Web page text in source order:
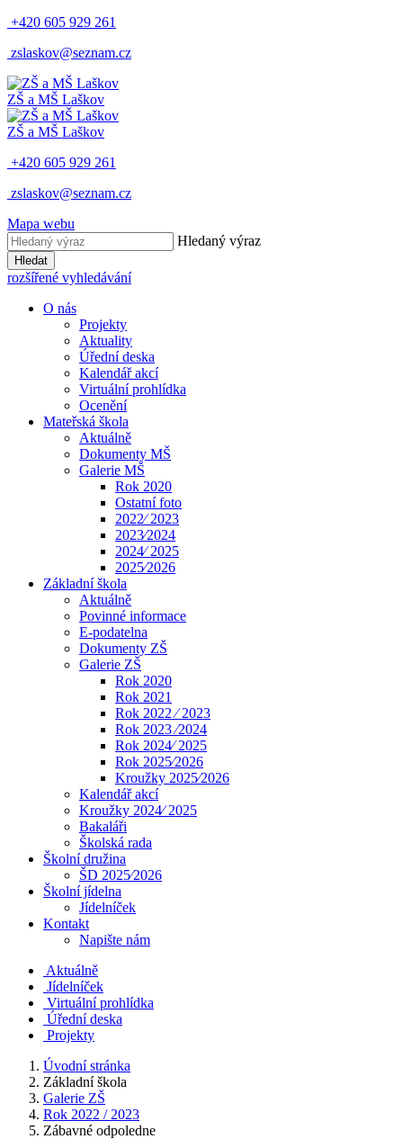
+420 605 929 261
zslaskov@seznam.cz
ZŠ a MŠ Laškov
ZŠ a MŠ Laškov
+420 605 929 261
zslaskov@seznam.cz
Mapa webu
Hledaný výraz
Hledat
rozšířené vyhledávání
O nás
Projekty
Aktuality
Úřední deska
Kalendář akcí
Virtuální prohlídka
Ocenění
Mateřská škola
Aktuálně
Dokumenty MŠ
Galerie MŠ
Rok 2020
Ostatní foto
2022⁄ 2023
2023⁄2024
2024⁄ 2025
2025⁄2026
Základní škola
Aktuálně
Povinné informace
E-podatelna
Dokumenty ZŠ
Galerie ZŠ
Rok 2020
Rok 2021
Rok 2022 ⁄ 2023
Rok 2023 ⁄2024
Rok 2024⁄ 2025
Rok 2025⁄2026
Kroužky 2025⁄2026
Kalendář akcí
Kroužky 2024⁄ 2025
Bakaláři
Školská rada
Školní družina
ŠD 2025⁄2026
Školní jídelna
Jídelníček
Kontakt
Napište nám
Aktuálně
Jídelníček
Virtuální prohlídka
Úřední deska
Projekty
Úvodní stránka
Základní škola
Galerie ZŠ
Rok 2022 / 2023
Zábavné odpoledne